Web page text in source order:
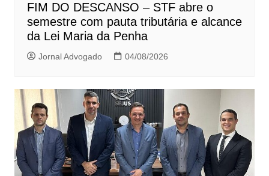
FIM DO DESCANSO – STF abre o
semestre com pauta tributária e alcance
da Lei Maria da Penha
Jornal Advogado 04/08/2026